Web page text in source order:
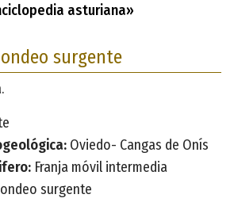
asturiana»
surgente
Oviedo- Cangas de Onís
Franja móvil intermedia
surgente